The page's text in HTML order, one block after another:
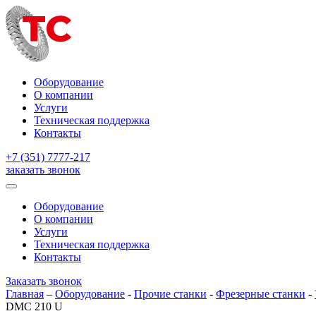
Оборудование
О компании
Услуги
Техническая поддержка
Контакты
+7 (351) 7777-217
заказать звонок
Оборудование
О компании
Услуги
Техническая поддержка
Контакты
Заказать звонок
Главная – Оборудование - Прочие станки - Фрезерные станки -
DMC 210 U